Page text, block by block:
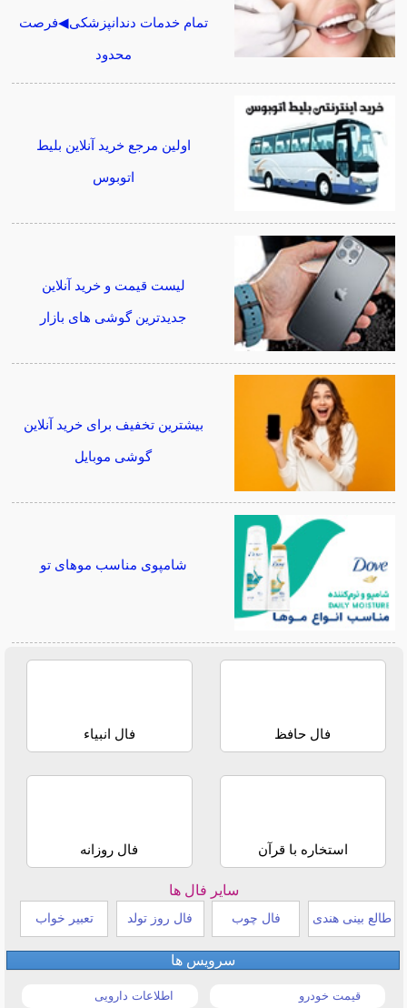
تمام خدمات دندانپزشکی◀فرصت
محدود
اولین مرجع خرید آنلاین بلیط
اتوبوس
لیست قیمت و خرید آنلاین
جدیدترین گوشی های بازار
بیشترین تخفیف برای خرید آنلاین
گوشی موبایل
شامپوی مناسب موهای تو
فال حافظ فال انبیاء
استخاره با قرآن فال روزانه
سایر فال ها
طالع بینی هندی فال چوب فال روز تولد تعبیر خواب
سرویس ها
قیمت خودرو اطلاعات دارویی